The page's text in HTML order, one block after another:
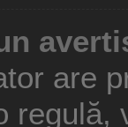
are
regulă,